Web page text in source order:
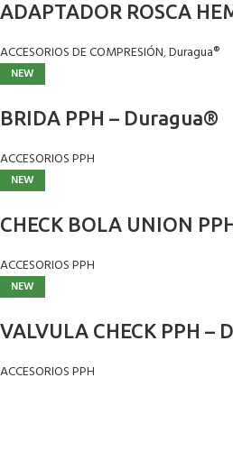
ADAPTADOR ROSCA
ACCESORIOS DE COMPRESIÓN,Duragua®
NEW
BRIDA PPH – Duragua®
ACCESORIOS PPH
NEW
CHECK BOLA UNION
ACCESORIOS PPH
NEW
VALVULA CHECK PPH –
ACCESORIOS PPH